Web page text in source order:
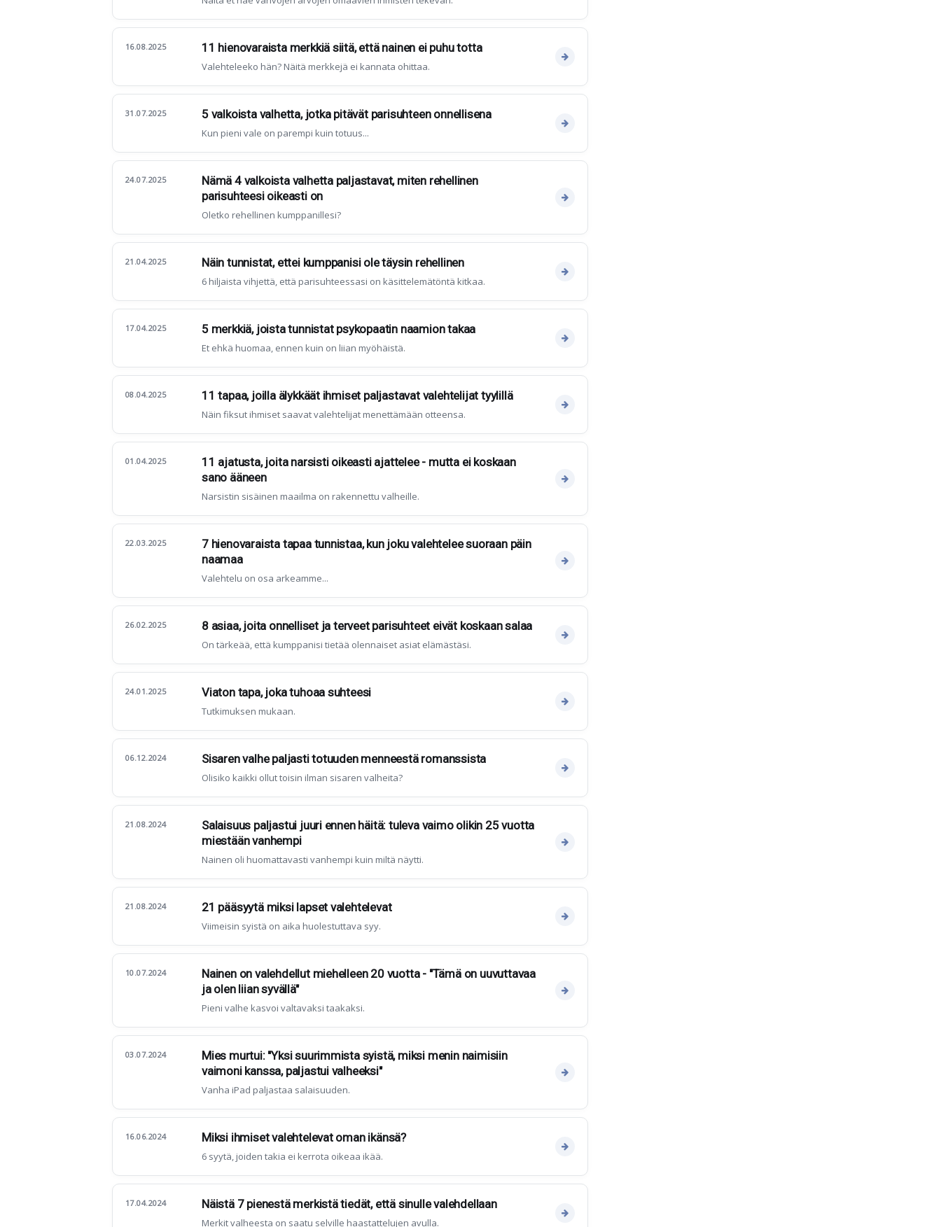
16.08.2025 11 hienovaraista merkkiä siitä, että nainen ei puhu totta
Valehteleeko hän? Näitä merkkejä ei kannata ohittaa.
31.07.2025 5 valkoista valhetta, jotka pitävät parisuhteen onnellisena
Kun pieni vale on parempi kuin totuus...
24.07.2025
Nämä 4 valkoista valhetta paljastavat, miten rehellinen
parisuhteesi oikeasti on
Oletko rehellinen kumppanillesi?
21.04.2025 Näin tunnistat, ettei kumppanisi ole täysin rehellinen
6 hiljaista vihjettä, että parisuhteessasi on käsittelemätöntä kitkaa.
17.04.2025 5 merkkiä, joista tunnistat psykopaatin naamion takaa
Et ehkä huomaa, ennen kuin on liian myöhäistä.
08.04.2025 11 tapaa, joilla älykkäät ihmiset paljastavat valehtelijat tyylillä
Näin fiksut ihmiset saavat valehtelijat menettämään otteensa.
01.04.2025
11 ajatusta, joita narsisti oikeasti ajattelee - mutta ei koskaan
sano ääneen
Narsistin sisäinen maailma on rakennettu valheille.
22.03.2025
7 hienovaraista tapaa tunnistaa, kun joku valehtelee suoraan päin
naamaa
Valehtelu on osa arkeamme...
26.02.2025 8 asiaa, joita onnelliset ja terveet parisuhteet eivät koskaan salaa
On tärkeää, että kumppanisi tietää olennaiset asiat elämästäsi.
24.01.2025 Viaton tapa, joka tuhoaa suhteesi
Tutkimuksen mukaan.
06.12.2024 Sisaren valhe paljasti totuuden menneestä romanssista
Olisiko kaikki ollut toisin ilman sisaren valheita?
21.08.2024
Salaisuus paljastui juuri ennen häitä: tuleva vaimo olikin 25 vuotta
miestään vanhempi
Nainen oli huomattavasti vanhempi kuin miltä näytti.
21.08.2024 21 pääsyytä miksi lapset valehtelevat
Viimeisin syistä on aika huolestuttava syy.
10.07.2024
Nainen on valehdellut miehelleen 20 vuotta - "Tämä on uuvuttavaa
ja olen liian syvällä"
Pieni valhe kasvoi valtavaksi taakaksi.
03.07.2024
Mies murtui: "Yksi suurimmista syistä, miksi menin naimisiin
vaimoni kanssa, paljastui valheeksi"
Vanha iPad paljastaa salaisuuden.
16.06.2024 Miksi ihmiset valehtelevat oman ikänsä?
6 syytä, joiden takia ei kerrota oikeaa ikää.
17.04.2024 Näistä 7 pienestä merkistä tiedät, että sinulle valehdellaan
Merkit valheesta on saatu selville haastattelujen avulla.